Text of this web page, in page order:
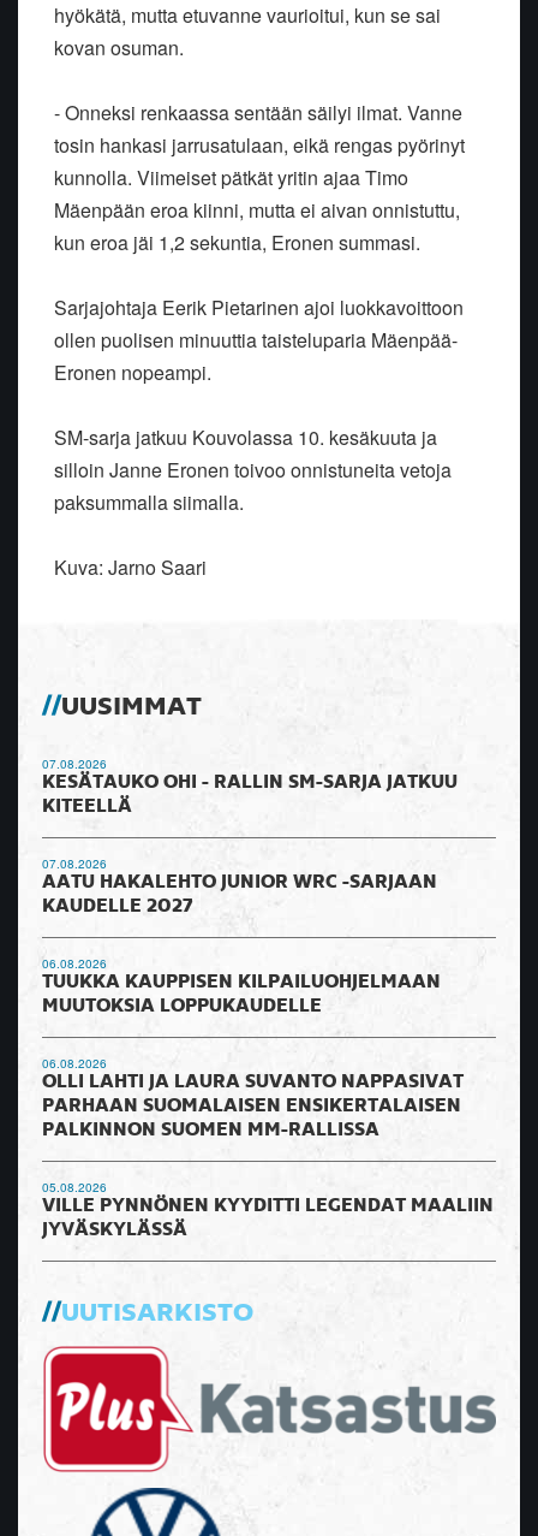
hyökätä, mutta etuvanne vaurioitui, kun se sai
kovan osuman.
- Onneksi renkaassa sentään säilyi ilmat. Vanne
tosin hankasi jarrusatulaan, eikä rengas pyörinyt
kunnolla. Viimeiset pätkät yritin ajaa Timo
Mäenpään eroa kiinni, mutta ei aivan onnistuttu,
kun eroa jäi 1,2 sekuntia, Eronen summasi.
Sarjajohtaja Eerik Pietarinen ajoi luokkavoittoon
ollen puolisen minuuttia taisteluparia Mäenpää-
Eronen nopeampi.
SM-sarja jatkuu Kouvolassa 10. kesäkuuta ja
silloin Janne Eronen toivoo onnistuneita vetoja
paksummalla siimalla.
Kuva: Jarno Saari
UUSIMMAT
07.08.2026
KESÄTAUKO OHI - RALLIN SM-SARJA JATKUU
KITEELLÄ
07.08.2026
AATU HAKALEHTO JUNIOR WRC -SARJAAN
KAUDELLE 2027
06.08.2026
TUUKKA KAUPPISEN KILPAILUOHJELMAAN
MUUTOKSIA LOPPUKAUDELLE
06.08.2026
OLLI LAHTI JA LAURA SUVANTO NAPPASIVAT
PARHAAN SUOMALAISEN ENSIKERTALAISEN
PALKINNON SUOMEN MM-RALLISSA
05.08.2026
VILLE PYNNÖNEN KYYDITTI LEGENDAT MAALIIN
JYVÄSKYLÄSSÄ
UUTISARKISTO